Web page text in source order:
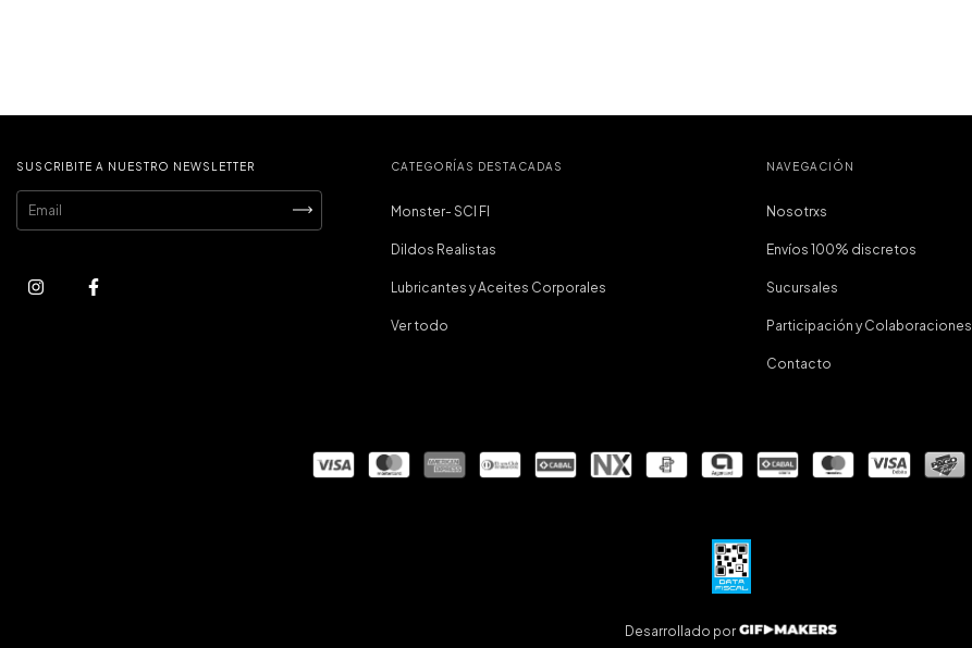
SUSCRIBITE A NUESTRO NEWSLETTER CATEGORÍAS DESTACADAS
Monster- SCI FI
Dildos Realistas
Lubricantes y Aceites Corporales
Ver todo
NAVEGACIÓN
Nosotrxs
Envíos 100% discretos
Sucursales
Participación y Colaboraciones
Contacto
Desarrollado por